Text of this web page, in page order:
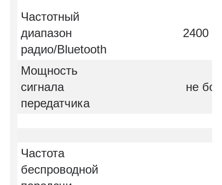
Частотный
диапазон
радио/Bluetooth
2400 -
Мощность
сигнала
передатчика
не
Частота
беспроводной